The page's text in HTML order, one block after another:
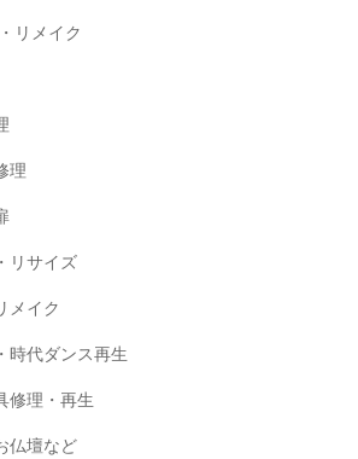
リメイク
理
リサイズ
メイク
代ダンス再生
修理・再生
仏壇など